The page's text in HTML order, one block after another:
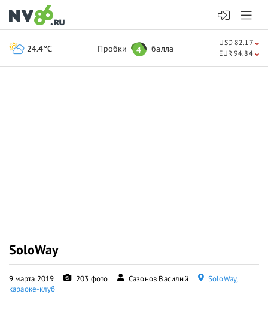
SoloWay
9 марта 2019 203 фото Сазонов Василий
SoloWay,
караоке-клуб
24.4°C Пробки 4 балла
USD 82.17
EUR 94.84